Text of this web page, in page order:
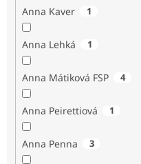
Anna Kaver 1
Anna Lehká 1
Anna Mátiková FSP 4
Anna Peirettiová 1
Anna Penna 3